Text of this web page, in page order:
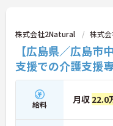
株式会社2Natural 株式
【広島県／広島
支援での介護支援
給料 月収 22.0